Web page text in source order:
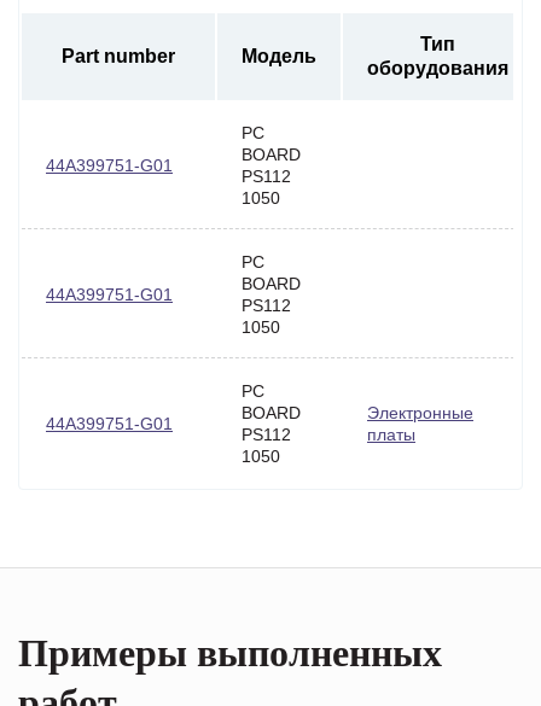
Part number Модель
Тип
оборудования
44A399751-G01
PC
BOARD
PS112
1050
44A399751-G01
PC
BOARD
PS112
1050
44A399751-G01
PC
BOARD
PS112
1050
Электронные
платы
Примеры выполненных